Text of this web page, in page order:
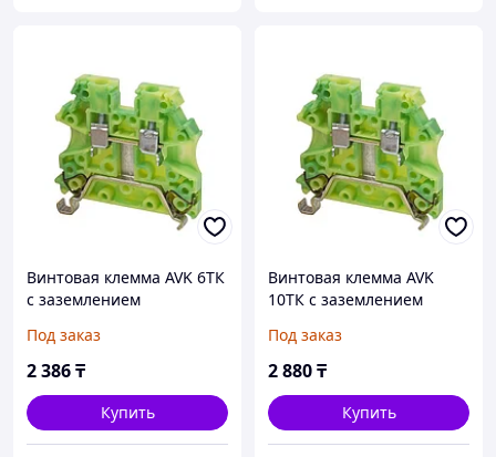
Винтовая клемма AVK 6TК
с заземлением
Под заказ
2 386₸
Купить
Винтовая клемма AVK
10TК с заземлением
Под заказ
2 880₸
Купить